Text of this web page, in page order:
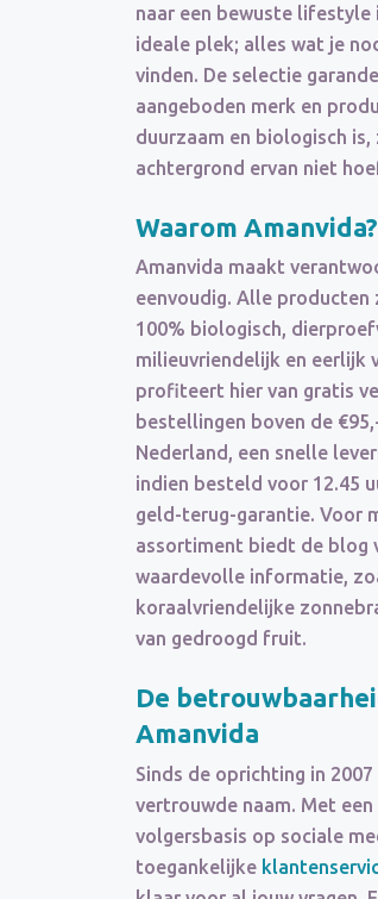
naar een bewuste lifestyle
ideale plek; alles wat je
vinden. De selectie
aangeboden merk en
duurzaam en biologisch
achtergrond ervan niet
Waarom Amanvida?
Amanvida maakt
eenvoudig. Alle producten
100% biologisch,
milieuvriendelijk en eerlijk
profiteert hier van gratis
bestellingen boven de
Nederland, een snelle
indien besteld voor 12.45
geld-terug-garantie. Voor
assortiment biedt de blog
waardevolle informatie,
koraalvriendelijke
van gedroogd fruit.
De
Amanvida
Sinds de oprichting in
vertrouwde naam. Met
volgersbasis op sociale
toegankelijke